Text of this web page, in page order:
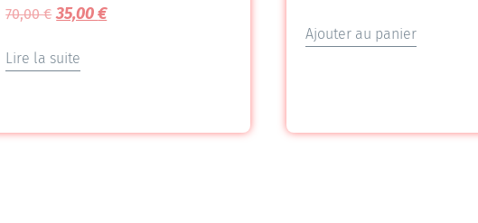
70,00€ 35,00€
Lire la suite
Ajouter au panier